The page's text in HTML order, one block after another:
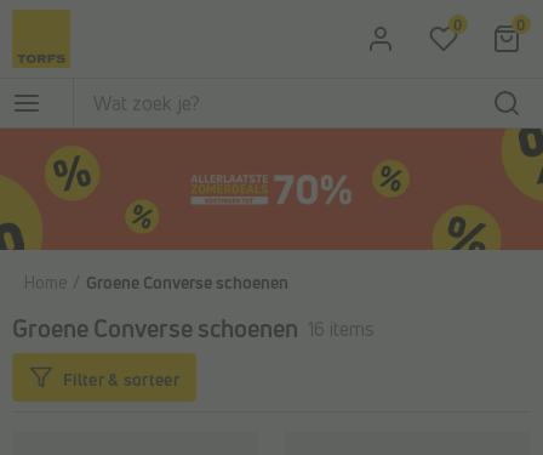
Ga naar de hoofdinhoud 0 0
Home Groene Converse schoenen
Groene Converse schoenen 16 items
Filter & sorteer